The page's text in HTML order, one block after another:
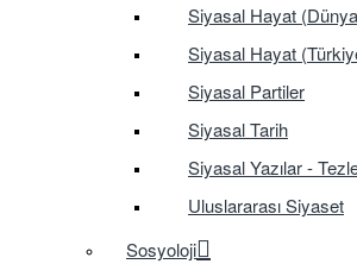
Siyasal Hayat
Siyasal Hayat
Siyasal Partiler
Siyasal Tarih
Siyasal Yazılar -
Uluslararası Siyaset
Sosyoloji